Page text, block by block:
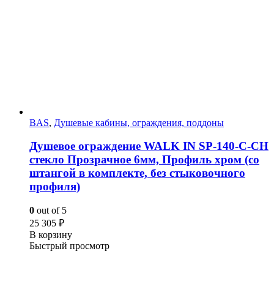
BAS, Душевые кабины, ограждения, поддоны
Душевое ограждение WALK IN SP-140-C-CH
стекло Прозрачное 6мм, Профиль хром (со
штангой в комплекте, без стыковочного
профиля)
0 out of 5
25 305 ₽
В корзину
Быстрый просмотр